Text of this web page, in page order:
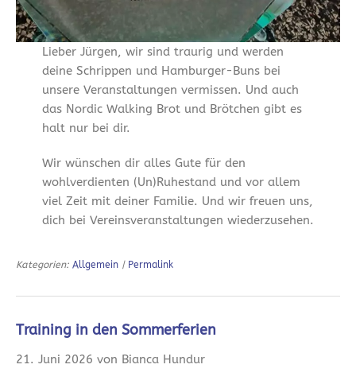
Lieber Jürgen, wir sind traurig und werden
deine Schrippen und Hamburger-Buns bei
unsere Veranstaltungen vermissen. Und auch
das Nordic Walking Brot und Brötchen gibt es
halt nur bei dir.
Wir wünschen dir alles Gute für den
wohlverdienten (Un)Ruhestand und vor allem
viel Zeit mit deiner Familie. Und wir freuen uns,
dich bei Vereinsveranstaltungen wiederzusehen.
Kategorien: Allgemein | Permalink
Training in den Sommerferien
21. Juni 2026 von Bianca Hundur